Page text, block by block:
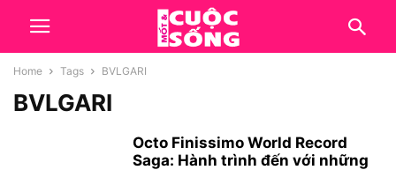
Home Tags BVLGARI
BVLGARI
Octo Finissimo World Record
Saga: Hành trình đến với những